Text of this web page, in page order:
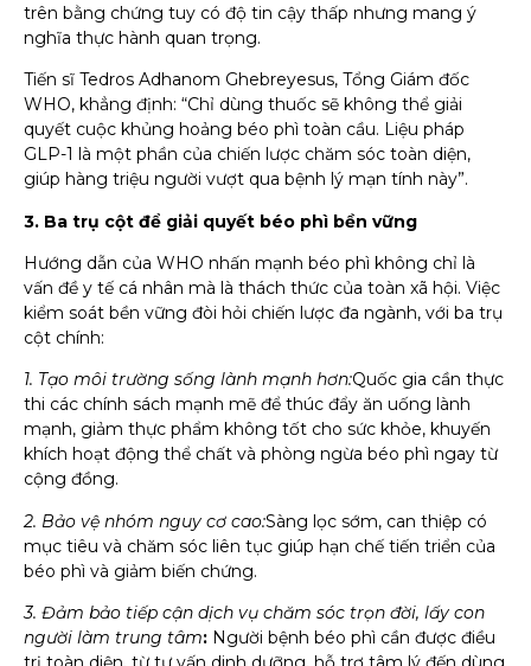
trên bằng chứng tuy có độ tin cậy thấp nhưng mang ý
nghĩa thực hành quan trọng.
Tiến sĩ Tedros Adhanom Ghebreyesus, Tổng Giám đốc
WHO, khẳng định: “Chỉ dùng thuốc sẽ không thể giải
quyết cuộc khủng hoảng béo phì toàn cầu. Liệu pháp
GLP-1 là một phần của chiến lược chăm sóc toàn diện,
giúp hàng triệu người vượt qua bệnh lý mạn tính này”.
3. Ba trụ cột để giải quyết béo phì bền vững
Hướng dẫn của WHO nhấn mạnh béo phì không chỉ là
vấn đề y tế cá nhân mà là thách thức của toàn xã hội. Việc
kiểm soát bền vững đòi hỏi chiến lược đa ngành, với ba trụ
cột chính:
1. Tạo môi trường sống lành mạnh hơn:Quốc gia cần thực
thi các chính sách mạnh mẽ để thúc đẩy ăn uống lành
mạnh, giảm thực phẩm không tốt cho sức khỏe, khuyến
khích hoạt động thể chất và phòng ngừa béo phì ngay từ
cộng đồng.
2. Bảo vệ nhóm nguy cơ cao:Sàng lọc sớm, can thiệp có
mục tiêu và chăm sóc liên tục giúp hạn chế tiến triển của
béo phì và giảm biến chứng.
3. Đảm bảo tiếp cận dịch vụ chăm sóc trọn đời, lấy con
người làm trung tâm: Người bệnh béo phì cần được điều